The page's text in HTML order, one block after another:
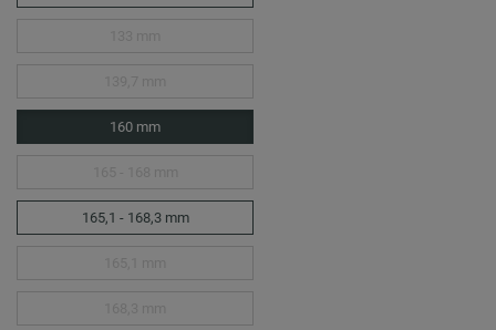
160 mm
165,1 - 168,3 mm